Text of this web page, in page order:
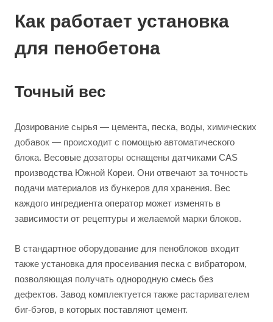
Как работает установка
для пенобетона
Точный вес
Дозирование сырья — цемента, песка, воды, химических
добавок — происходит с помощью автоматического
блока. Весовые дозаторы оснащены датчиками CAS
производства Южной Кореи. Они отвечают за точность
подачи материалов из бункеров для хранения. Вес
каждого ингредиента оператор может изменять в
зависимости от рецептуры и желаемой марки блоков.
В стандартное оборудование для пеноблоков входит
также установка для просеивания песка с вибратором,
позволяющая получать однородную смесь без
дефектов. Завод комплектуется также растаривателем
биг-бэгов, в которых поставляют цемент.